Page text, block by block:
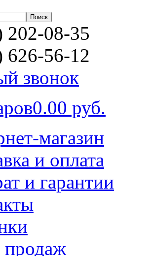
202-08-35
626-56-12
звонок
0.00 руб.
магазин
и оплата
и гарантии